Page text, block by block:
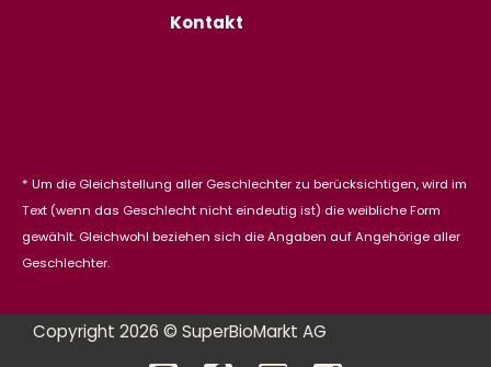
Kontakt
* Um die Gleichstellung aller Geschlechter zu berücksichtigen, wird im
Text (wenn das Geschlecht nicht eindeutig ist) die weibliche Form
gewählt. Gleichwohl beziehen sich die Angaben auf Angehörige aller
Geschlechter.
Copyright 2026 © SuperBioMarkt AG